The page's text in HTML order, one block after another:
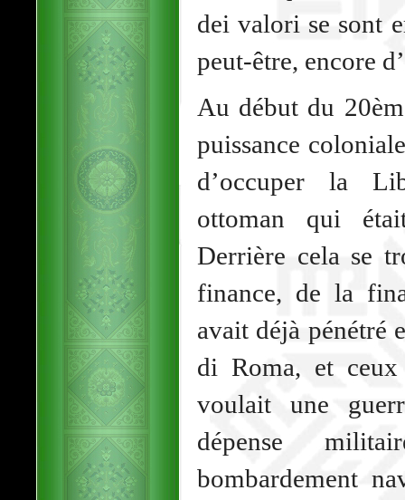
dei valori se sont
peut-être, encore
Au début du
puissance
d’occuper la
ottoman qui
Derrière cela se
finance, de la
avait déjà pénétré
di Roma, et
voulait une
dépense
bombardement